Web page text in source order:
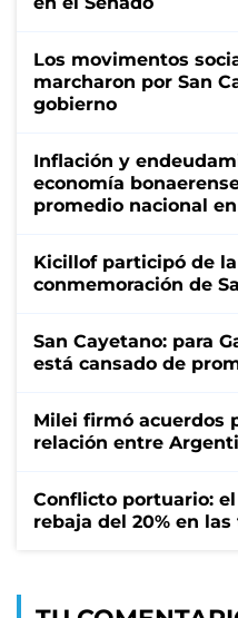
Los movimentos
marcharon por San
gobierno
Inflación y
economía
promedio nacional
Kicillof participó de
conmemoración de
San Cayetano: para
está cansado de
Milei firmó acuerdos
relación entre
Conflicto portuario:
rebaja del 20% en